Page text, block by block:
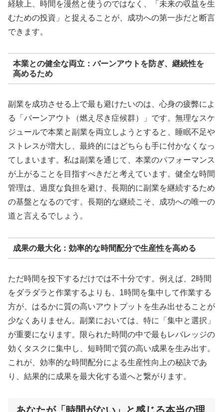
経験上、時間を漫然と使うのではなく、「未来の収益を生
むための投資」と捉えることが、成功への第一歩だと断言
できます。
本業との健全な両立：バーンアウトを防ぎ、継続性を
高めるため
副業を成功させる上で最も避けたいのは、心身の疲弊によ
る「バーンアウト（燃え尽き症候群）」です。無理なスケ
ジュールで本業と副業を両立しようとすると、睡眠不足や
ストレスが増大し、最終的にはどちらも手に付かなくなっ
てしまいます。私は副業を通じて、本業のパフォーマンス
が上がることを目指すべきだと考えています。健全な時間
管理は、過度な負担を避け、長期的に副業を継続するため
の基盤となるのです。長期的な継続こそ、成功への唯一の
道と言えるでしょう。
成果の最大化：効率的な時間配分で生産性を高める
ただ時間を投下するだけでは不十分です。例えば、2時間
をダラダラと作業するよりも、1時間を集中して作業する
方が、はるかに質の高いアウトプットを生み出せることが
少なくありません。副業においては、特に「集中と選択」
が重要になります。限られた時間の中で最もレバレッジの
効くタスクに集中し、短時間で質の高い成果を生み出す。
これが、効率的な時間配分による生産性向上の秘訣であ
り、結果的に成果を最大化する道へと繋がります。